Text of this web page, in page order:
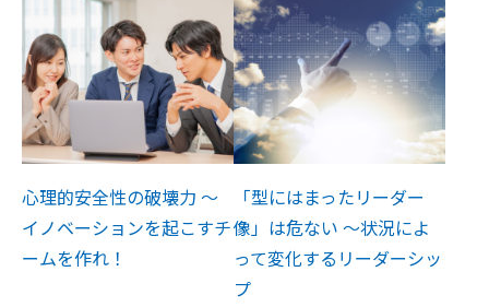
心理的安全性の破壊力 ～
イノベーションを起こすチ
ームを作れ！
「型にはまったリーダー
像」は危ない ～状況によ
って変化するリーダーシッ
プ